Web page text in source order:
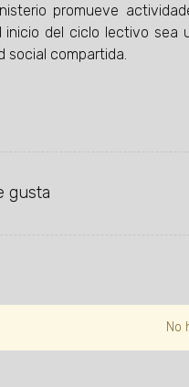
promueve
inicio del ciclo lectivo
social compartida.
gusta
No